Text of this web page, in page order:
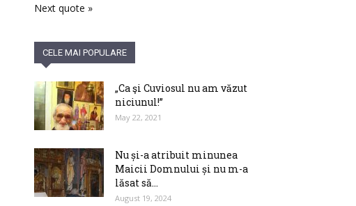
Next quote »
CELE MAI POPULARE
„Ca şi Cuviosul nu am văzut
niciunul!”
May 22, 2021
Nu și-a atribuit minunea
Maicii Domnului și nu m-a
lăsat să...
August 19, 2024